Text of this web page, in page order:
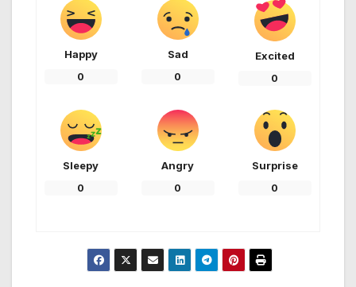
Happy
0
Sad
0
Excited
0
Sleepy
0
Angry
0
Surprise
0